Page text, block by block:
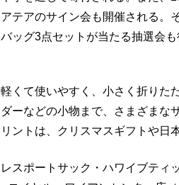
アテアのサイン会も開催される。
バッグ3点セットが当たる抽選会も
軽くて使いやすく、小さく折りた
ダーなどの小物まで、さまざまな
リントは、クリスマスギフトや日
レスポートサック・ハワイブティ